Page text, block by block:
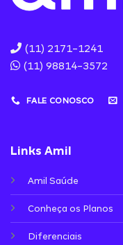
(11) 2171-1241
(11) 98814-3572
FALE CONOSCO
Links Amil
Amil Saúde
Conheça os Planos
Diferenciais